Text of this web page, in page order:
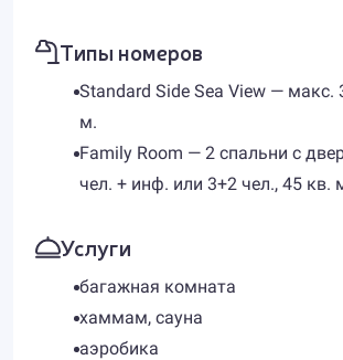
Типы номеров
Standard Side Sea View — макс.
м.
Family Room — 2 спальни с
чел. + инф. или 3+2 чел., 45 кв.
Услуги
багажная комната
хаммам, сауна
аэробика